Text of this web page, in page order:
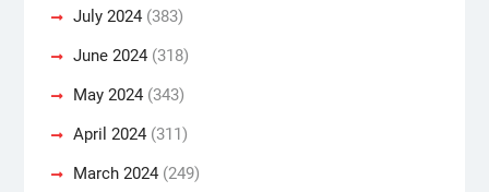
July 2024(383)
June 2024(318)
May 2024(343)
April 2024(311)
March 2024(249)